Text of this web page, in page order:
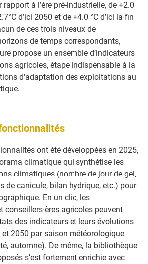
à l’ère pré-industrielle, de +2.0
d’ici 2050 et de +4.0 °C d’ici la fin
de ces trois niveaux de
de temps correspondants,
propose un ensemble d’indicateurs
agricoles, étape indispensable à la
d'adaptation des exploitations au
ont été développées en 2025,
climatique qui synthétise les
climatiques (nombre de jour de gel,
de canicule, bilan hydrique, etc.) pour
En un clic, les
conseillers·ères agricoles peuvent
des indicateurs et leurs évolutions
2050 par saison météorologique
automne). De même, la bibliothèque
s’est fortement enrichie avec